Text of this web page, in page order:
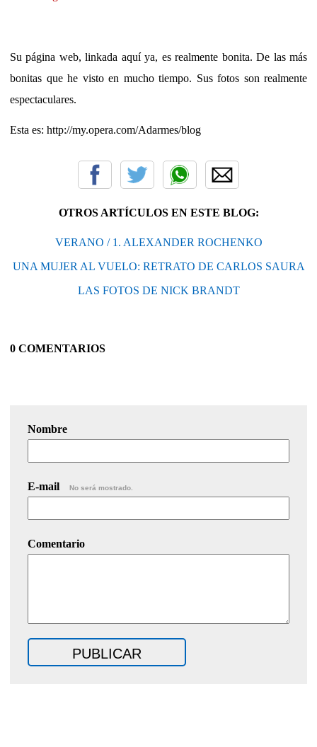
Su página web, linkada aquí ya, es realmente bonita. De las más
bonitas que he visto en mucho tiempo. Sus fotos son realmente
espectaculares.
Esta es: http://my.opera.com/Adarmes/blog
OTROS ARTÍCULOS EN ESTE BLOG:
VERANO / 1. ALEXANDER ROCHENKO
UNA MUJER AL VUELO: RETRATO DE CARLOS SAURA
LAS FOTOS DE NICK BRANDT
0 COMENTARIOS
Nombre
E-mail No será mostrado.
Comentario